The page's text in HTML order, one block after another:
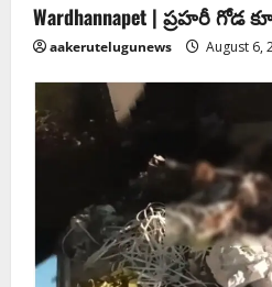
Wardhannapet | ప్రహరీ గోడ
aakerutelugunews August 6,